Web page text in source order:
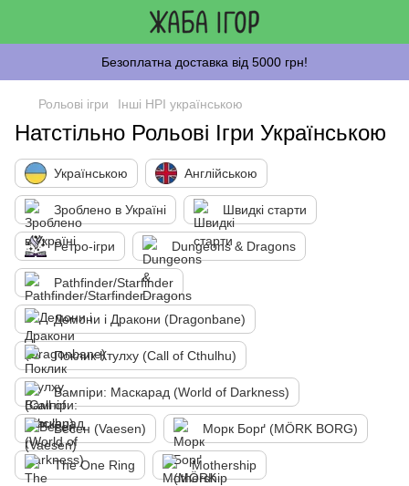
Безоплатна доставка від 5000 грн!
Рольові ігри Інші НРІ українською
Натстільно Рольові Ігри Українською
Українською Англійською
Зроблено в Україні Швидкі старти
Ретро-ігри Dungeons & Dragons
Pathfinder/Starfinder
Демони і Дракони (Dragonbane)
Поклик Ктулху (Call of Cthulhu)
Вампіри: Маскарад (World of Darkness)
Весен (Vaesen) Морк Борґ (MÖRK BORG)
The One Ring Mothership